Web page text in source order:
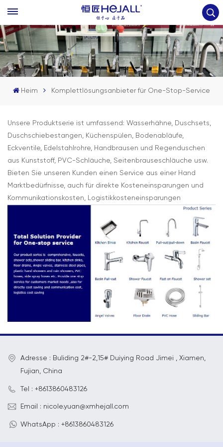
Heim Komplettlösungsanbieter für One-Stop-Service
Unsere Produktserie ist umfassend: Wasserhähne, Duschsets,
Duschschiebestangen, Küchenspülen, Bodenabläufe,
Eckventile, Edelstahlrohre, Handbrausen und Regenduschen
aus Kunststoff, PVC-Schläuche, Seitenbrauseschläuche usw.
Bieten Sie unseren Kunden einen Service aus einer Hand
Marktbedürfnisse, auch für direkte Kosteneinsparungen und
Kommunikationskosten, Logistikkosteneinsparungen
Adresse : Buliding 2#-2,15# Duiying Road Jimei , Xiamen,
Fujian, China
Tel : +8613860483126
Email : nicole.yuan@xmhejall.com
WhatsApp : +8613860483126